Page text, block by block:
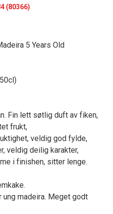
(80366)
5 Years Old
Fin lett søtlig duft av fiken,
frukt,
veldig god fylde,
veldig deilig karakter,
i finishen, sitter lenge.
ung madeira. Meget godt